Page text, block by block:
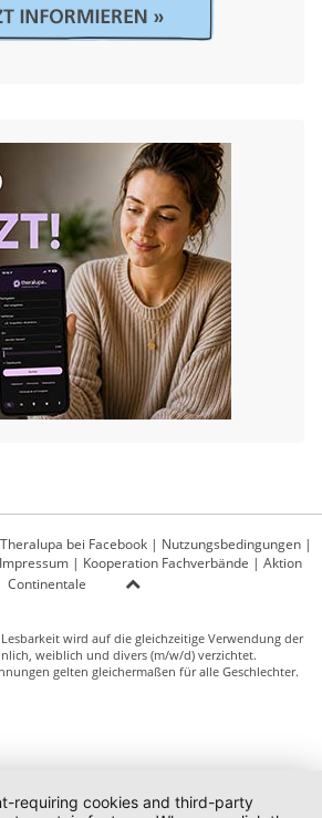
Theralupa bei Facebook | Nutzungsbedingungen |
Impressum| Kooperation Fachverbände | Aktion
Continentale
wird auf die gleichzeitige Verwendung der
weiblich und divers (m/w/d) verzichtet.
gelten gleichermaßen für alle Geschlechter.
requiring cookies and third-party